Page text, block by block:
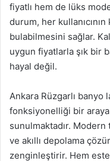
fiyatlı hem de lüks
durum, her
bulabilmesini sağlar.
uygun fiyatlarla şık bir
hayal değil.
Ankara Rüzgarlı banyo
fonksiyonelliği bir
sunulmaktadır. Modern
ve akıllı depolama
zenginleştirir. Hem